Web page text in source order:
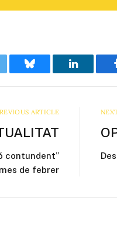
Bluesky LinkedIn
ARTICLE
contundent”
de febrer